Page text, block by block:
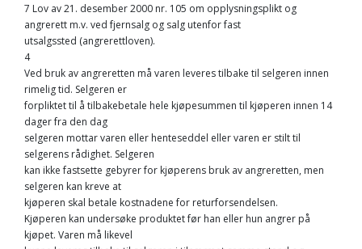
7 Lov av 21. desember 2000 nr. 105 om opplysningsplikt og
angrerett m.v. ved fjernsalg og salg utenfor fast
utsalgssted (angrerettloven).
4
Ved bruk av angreretten må varen leveres tilbake til selgeren innen
rimelig tid. Selgeren er
forpliktet til å tilbakebetale hele kjøpesummen til kjøperen innen 14
dager fra den dag
selgeren mottar varen eller henteseddel eller varen er stilt til
selgerens rådighet. Selgeren
kan ikke fastsette gebyrer for kjøperens bruk av angreretten, men
selgeren kan kreve at
kjøperen skal betale kostnadene for returforsendelsen.
Kjøperen kan undersøke produktet før han eller hun angrer på
kjøpet. Varen må likevel